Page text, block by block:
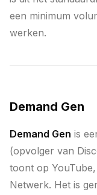
een minimum
werken.
Demand Gen
Demand Gen is
(opvolger van
toont op
Netwerk. Het is